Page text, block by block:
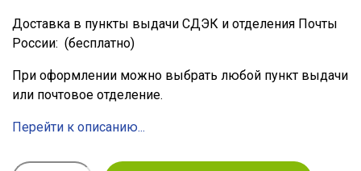
Доставка в пункты выдачи СДЭК и отделения Почты
России: (бесплатно)
При оформлении можно выбрать любой пункт выдачи
или почтовое отделение.
Перейти к описанию...